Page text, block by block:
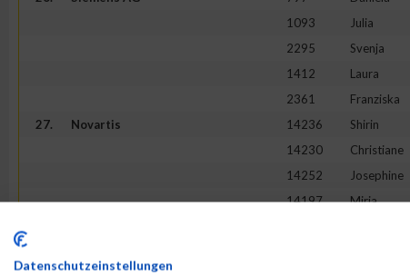
1093
Julia
2295
Svenja
1412
Laura
2361
Franziska
27.
Novartis 14236 Shirin
14230
Christiane
14252
Josephine
14197
Mirja
K
Datenschutzeinstellungen